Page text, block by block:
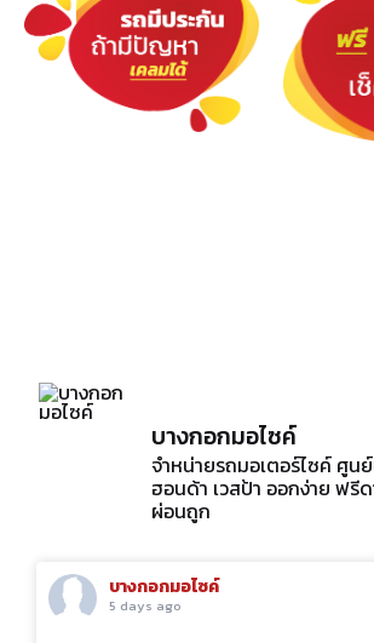
บางกอกมอไซค์
จำหน่ายรถมอเตอร์ไซค์ ศูน
ฮอนด้า เวสป้า ออกง่าย ฟรี
ผ่อนถูก
บางกอกมอไซค์
5 days ago